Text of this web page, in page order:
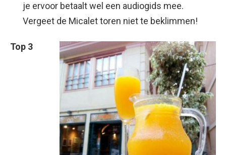
je ervoor betaalt wel een audiogids mee.
Vergeet de Micalet toren niet te beklimmen!
Top 3